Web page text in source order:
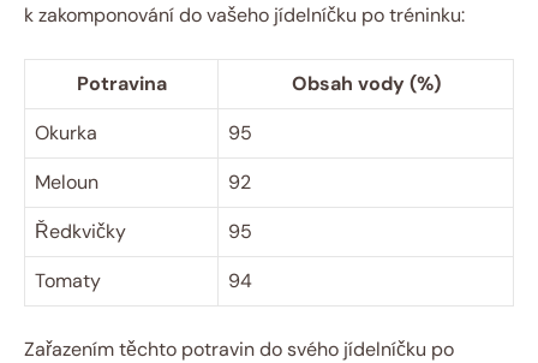
k zakomponování do vašeho jídelníčku po tréninku:
Potravina
Obsah vody (%)
Okurka
95
Meloun
92
Ředkvičky
95
Tomaty
94
Zařazením těchto potravin do svého jídelníčku po